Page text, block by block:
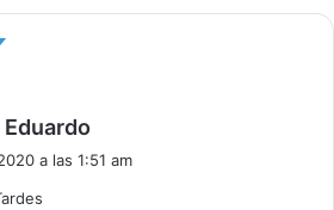
dIn
Eduardo
i
a las 1:51 am